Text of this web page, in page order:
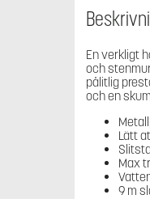
En verkligt
och
pålitlig
och en
Lätt
Max
9 m